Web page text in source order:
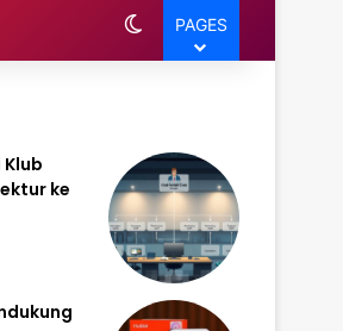
Switch skin
PAGES
ke